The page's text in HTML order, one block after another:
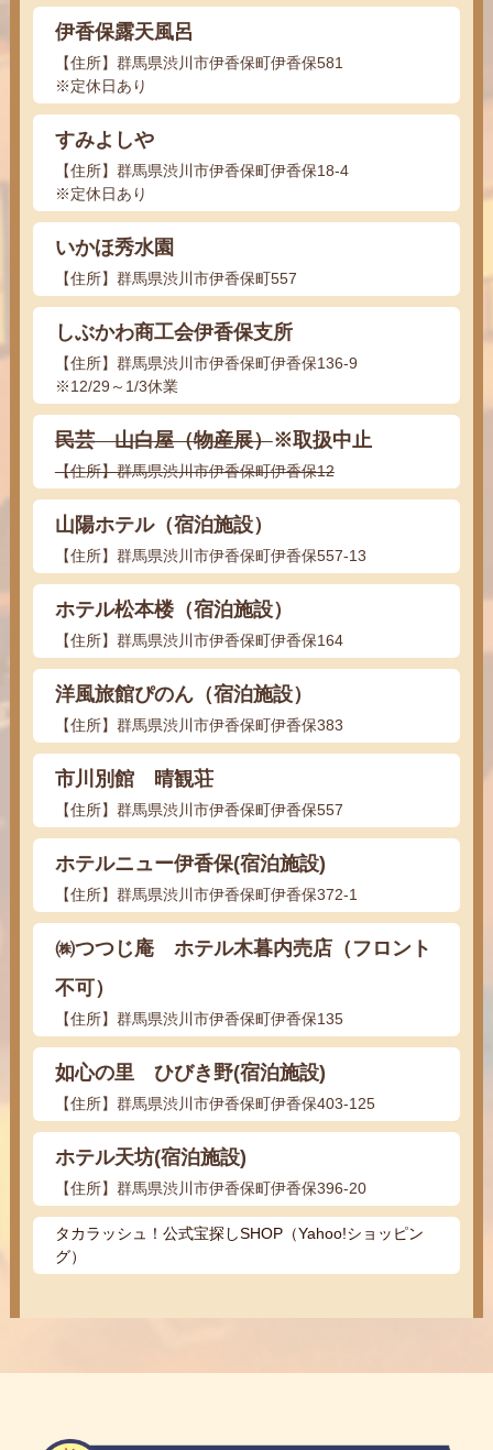
伊香保露天風呂
【住所】群馬県渋川市伊香保町伊香保581
※定休日あり
すみよしや
【住所】群馬県渋川市伊香保町伊香保18-4
※定休日あり
いかほ秀水園
【住所】群馬県渋川市伊香保町557
しぶかわ商工会伊香保支所
【住所】群馬県渋川市伊香保町伊香保136-9
※12/29～1/3休業
民芸 山白屋（物産展）※取扱中止
【住所】群馬県渋川市伊香保町伊香保12
山陽ホテル（宿泊施設）
【住所】群馬県渋川市伊香保町伊香保557-13
ホテル松本楼（宿泊施設）
【住所】群馬県渋川市伊香保町伊香保164
洋風旅館ぴのん（宿泊施設）
【住所】群馬県渋川市伊香保町伊香保383
市川別館 晴観荘
【住所】群馬県渋川市伊香保町伊香保557
ホテルニュー伊香保(宿泊施設)
【住所】群馬県渋川市伊香保町伊香保372-1
㈱つつじ庵 ホテル木暮内売店（フロント
不可）
【住所】群馬県渋川市伊香保町伊香保135
如心の里 ひびき野(宿泊施設)
【住所】群馬県渋川市伊香保町伊香保403-125
ホテル天坊(宿泊施設)
【住所】群馬県渋川市伊香保町伊香保396-20
タカラッシュ！公式宝探しSHOP（Yahoo!ショッピン
グ）